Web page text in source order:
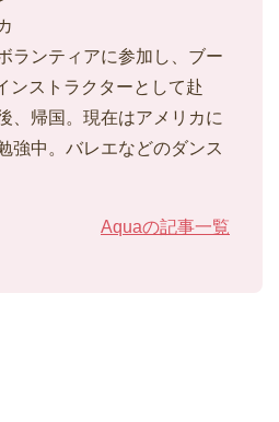
ンティアに参加し、ブー
ンストラクターとして赴
、帰国。現在はアメリカに
強中。バレエなどのダンス
Aquaの記事一覧